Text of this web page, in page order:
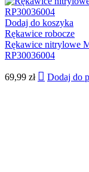
Dodaj do koszyka
Rękawice robocze
Rękawice nitrylowe
RP30036004
69,99 zł Dodaj do